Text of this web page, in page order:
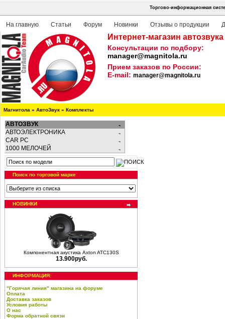
Торгово-информационная
На главную Статьи Форум Новинки Отзывы о продукции
Интернет-магазин
Консультации по подбору:
manager@magnitola.ru
Прием заказов по России:
E-mail: manager@magnitola.ru
Магнитола » АвтоЗвук » Комплекты
АВТОЗВУК
АВТОЭЛЕКТРОНИКА
CAR PC
1000 МЕЛОЧЕЙ
Поиск по торговой марке
НОВИНКИ
Компонентная акустика Axton ATC130S
13.900руб.
ИНФОРМАЦИЯ:
"Горячая линия" магазина на форуме
Оплата
Доставка заказов
Условия работы
О нас
Форма обратной связи